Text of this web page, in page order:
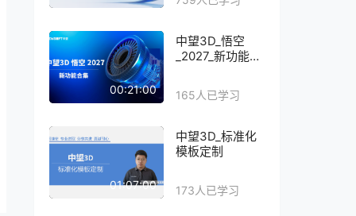
00:21:00
中望3D_悟空
_2027_新功能合
165人已学习
01:07:00
中望3D_标准化
模板定制
173人已学习